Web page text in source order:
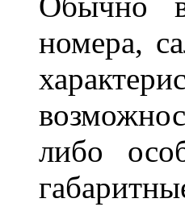
номера,
либо